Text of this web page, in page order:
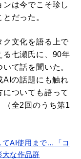
は今でこそ珍し
だった。
文化を語る上で
る七瀬氏に、90年
て話を聞いた。
AIの話題にも触れ
ついても語って
（全2回のうち第1
てAI使用まで…「コ
大な作品群